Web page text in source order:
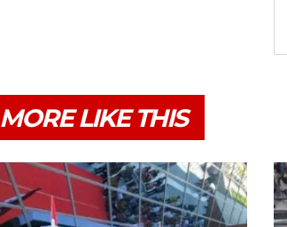
MORE LIKE THIS